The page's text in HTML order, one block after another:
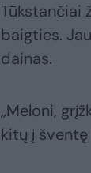
Tūkstančiai
baigties.
dainas.
„Meloni,
kitų į